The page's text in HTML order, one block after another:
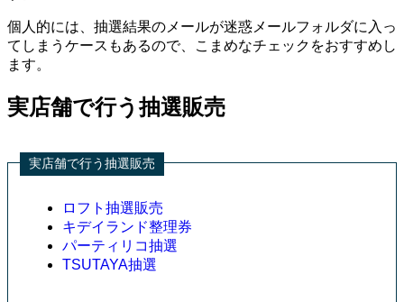
個人的には、抽選結果のメールが迷惑メールフォルダに入っ
てしまうケースもあるので、こまめなチェックをおすすめし
ます。
実店舗で行う抽選販売
実店舗で行う抽選販売
ロフト抽選販売
キデイランド整理券
パーティリコ抽選
TSUTAYA抽選